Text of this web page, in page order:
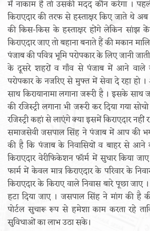
में नाकाम है तो उसकी मदद कौन करेगा ।
किराएदार की तरफ से हस्ताक्षर किए जाते थे अब
की किस-किस के हस्ताक्षर होंगे लेकिन सांझ
किराएदार जाए तो बहाना बनाते हैं की मकान
पंजाब की पवित्र भूमि परोपकार के लिए जानी
के दूसरे शहरों व गाँव से पंजाब में आने वाले
परोपकार के नजरिए से मुफ्त में सेवा दे रहा हो
साथ किरायानामा लगाना जरूरी है । इसके साथ
की रजिस्ट्री लगाना भी जरूरी कर दिया गया
रजिस्ट्री कहां से लाएंगे क्या इसमें किराएदार
समाजसेवी जसपाल सिंह ने पंजाब में आप की
की है कि पंजाब के निवासियों व बाहर से आने
किराएदार वेरीफिकेशन फॉर्म में सुधार किया
फार्म में केवल मात्र किराएदार के परिवार के
किराएदार के किराए वाले निवास बारे पूछा जाए
हटा दिया जाए । जसपाल सिंह ने मांग की
पोर्टल सुचारू रूप से हमेशा काम करता रहे
सुविधाओं का लाभ उठा सके।